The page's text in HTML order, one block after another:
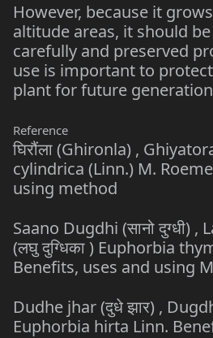
However, because it
altitude areas, it should
carefully and preserved
use is important to
plant for future
Reference
घिरौंला (Ghironla) ,
cylindrica (Linn.) M.
using method
Saano Dugdhi (सानो दुग्धी)
(लघु दुग्धिका ) Euphorbia
Benefits, uses and using
Dudhe jhar (दुधे झार) ,
Euphorbia hirta Linn.